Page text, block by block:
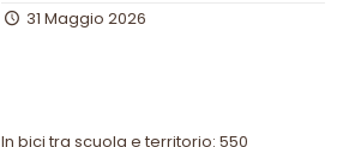
31 Maggio 2026
In bici tra scuola e territorio: 550